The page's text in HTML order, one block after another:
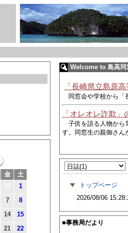
金
土
1
7
8
14
15
21
22
Welcome to 島高同
「長崎県立島原
同窓会や学校から
「オレオレ詐欺」
子供を語る人物から
す。同窓生の親御さん
トップページ
2026/08/06
■事務局だより